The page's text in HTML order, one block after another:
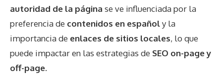
autoridad de la página se ve influenciada por la
preferencia de contenidos en españoly la
importancia de enlaces de sitios locales, lo que
puede impactar en las estrategias de SEO on-page y
off-page.